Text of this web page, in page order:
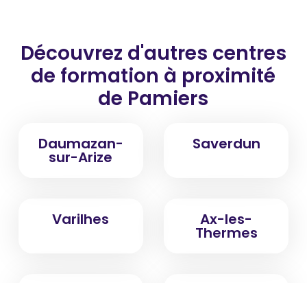
Découvrez d'autres centres
de formation à proximité
de Pamiers
Daumazan-
sur-Arize
Saverdun
Varilhes Ax-les-
Thermes